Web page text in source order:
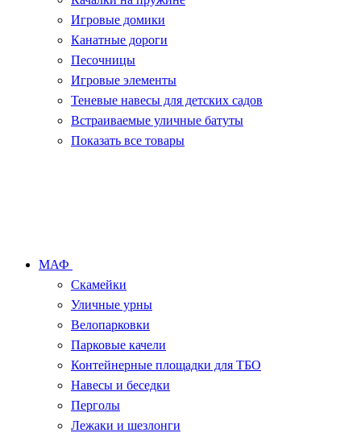
Игровые домики
Канатные дороги
Песочницы
Игровые элементы
Теневые навесы для детских садов
Встраиваемые уличные батуты
Показать все товары
МАФ
Скамейки
Уличные урны
Велопарковки
Парковые качели
Контейнерные площадки для ТБО
Навесы и беседки
Перголы
Лежаки и шезлонги